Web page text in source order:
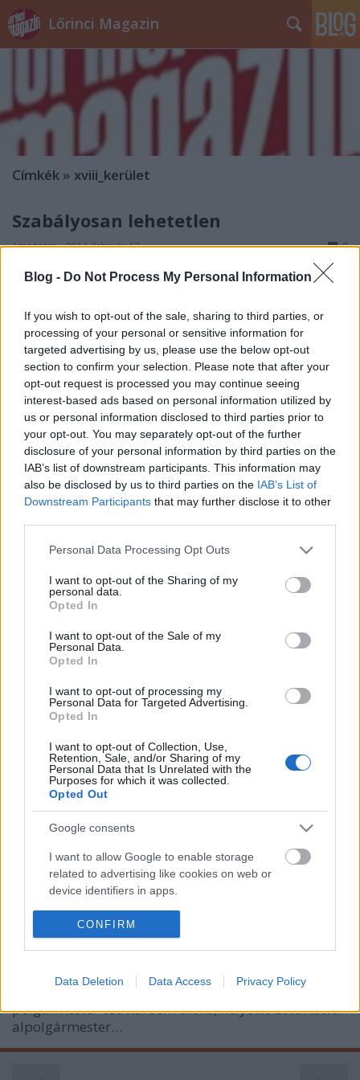
Blog - Do Not Process My Personal Information
If you wish to opt-out of the sale, sharing to third parties, or
processing of your personal or sensitive information for
targeted advertising by us, please use the below opt-out
section to confirm your selection. Please note that after your
opt-out request is processed you may continue seeing
interest-based ads based on personal information utilized by
us or personal information disclosed to third parties prior to
your opt-out. You may separately opt-out of the further
disclosure of your personal information by third parties on the
IAB’s list of downstream participants. This information may
also be disclosed by us to third parties on the IAB’s List of
Downstream Participants that may further disclose it to other
Please note that this website/app uses one or more Google
not limited to your visit or usage behaviour. You may click to
grant or deny consent to Google and its third-party tags to
use your data for below specified purposes in below Google
consent section.
Personal Data Processing Opt Outs
I want to opt-out of the Sharing of my
personal data.
Opted In
I want to opt-out of the Sale of my
Personal Data.
Opted In
I want to opt-out of processing my
Personal Data for Targeted Advertising.
Opted In
I want to opt-out of Collection, Use,
Retention, Sale, and/or Sharing of my
Personal Data that Is Unrelated with the
Purposes for which it was collected.
Opted Out
Google consents
I want to allow Google to enable storage
related to advertising like cookies on web or
device identifiers in apps.
I want to allow my user data to be sent to
Google for online advertising purposes.
I want to allow Google to send me
personalized advertising.
I want to allow Google to enable storage
related to analytics like cookies on web or
device identifiers in apps.
CONFIRM
Data Deletion Data Access Privacy Policy
Lőrinci Magazin
Címkék » xviii_kerület
Szabályosan lehetetlen
Lmagazin•2014. február 17. 0
Átgondolatlan táblázásokkal lehetetlenítik el a
ürügyén. A lakók hiába jelezték a problémát az
önkormányzatnak, válaszra sem méltatták őket.
Most az ellenzékhez fordultak segítségért. Kunhalmi
Ágnes és Ternyák András a…
126 ezerért bort vettek Werner Péter
családi cégétől.
Lmagazin•2013. június 14.
A botrány kapcsán előkerült dokumentum
bizonyítja a Magyar Narancs tegnapi számában
megjelent állítást, amely szerint módszeresen
Fideszhez köthető haveroknak és rokonoknak. A nagy
port felkavart írásunkban tegnap…
Kerületi fideszes pénzszivattyút
leplezett le a sajtó!
Lmagazin•2013. június 13.
Kiderült, amit sokan sejtettek. Pestszentlőrinc és
Csepel közpénzeit módszeresen megcsapoló fideszes
pénzszivattyút leplezett le a Magyar Narancs című
hetilap ma megjelenő száma. A cikk részletesen
feltárja Ughy Attila polgármester múltját. Ebből
kiderül, hogyan és mikor…
Sorba állítják a pedagógusokat
Lmagazin•2011. augusztus 24.
Tanévkezdő munkaértekezletre hívták
Pestszentlőrinc iskolaigazgatóit és óvoda vezetőit bő
egy héttel az iskolák kapuinak hivatalos megnyitása
előtt. Ahogy lenni szokott, az értekezletet összehívó
polgármester ezúttal sem ért rá, helyette Lévai István
alpolgármester…